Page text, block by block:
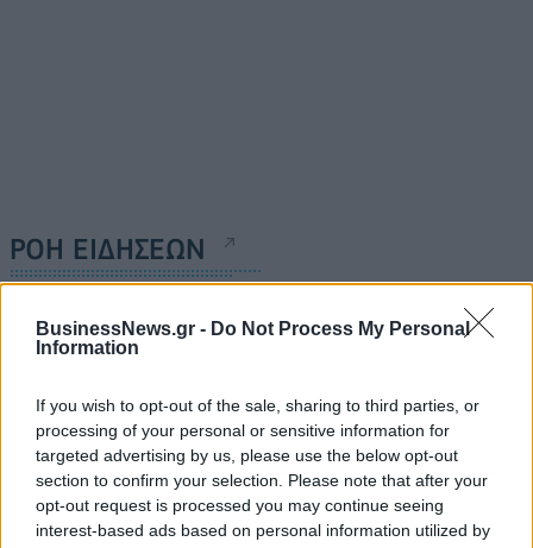
BusinessNews.gr - Do Not Process My Personal
Information
If you wish to opt-out of the sale, sharing to third parties, or
processing of your personal or sensitive information for
targeted advertising by us, please use the below opt-out
section to confirm your selection. Please note that after your
opt-out request is processed you may continue seeing
interest-based ads based on personal information utilized by
ΡΟΗ ΕΙΔΗΣΕΩΝ
Κορυφώνεται η έξοδος του Αυγούστου – Πάνω από
56.000 επιβάτες αναχωρούν σήμερα από τα
08/08/2026 - 14:30 ΕΛΛΑΔΑ
Δυτική Αττική: Η επόμενη ημέρα μετά τις πυρκαγιές
– Τα έργα Antinero και η «μάχη» πριν από τις
βροχές
08/08/2026 - 14:08 ΕΛΛΑΔΑ